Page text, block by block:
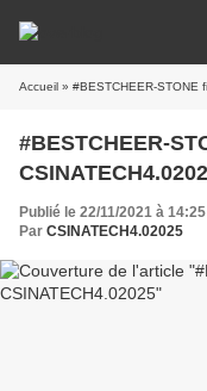
Accueil » #BESTCHEER-STONE
#BESTCHEER-
Publié le 22/11/2021 à 14:25
Par CSINATECH4.02025